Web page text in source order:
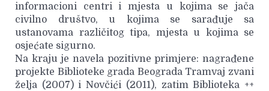
informacioni centri i mjesta u kojima se jača
civilno društvo, u kojima se sarađuje sa
ustanovama različitog tipa, mjesta u kojima se
osjećate sigurno.
Na kraju je navela pozitivne primjere: nagrađene
projekte Biblioteke grada Beograda Tramvaj zvani
želja (2007) i Novčići (2011), zatim Biblioteka ++